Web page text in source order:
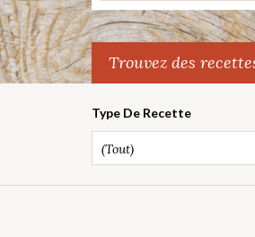
Trouvez des
Type De Recette
(Tout)